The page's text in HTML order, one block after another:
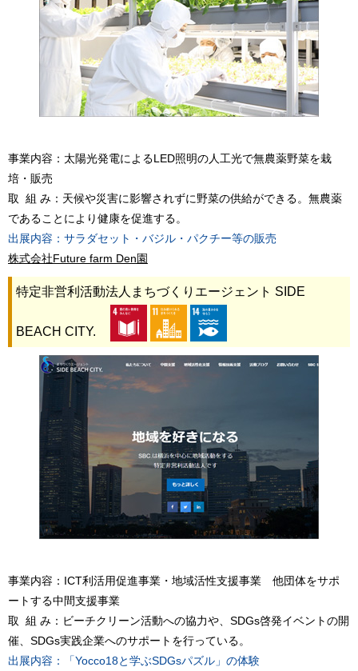
事業内容：太陽光発電によるLED照明の人工光で無農薬野菜を栽
培・販売
取 組 み：天候や災害に影響されずに野菜の供給ができる。無農薬
であることにより健康を促進する。
出展内容：サラダセット・バジル・パクチー等の販売
株式会社Future farm Den園
特定非営利活動法人まちづくりエージェント SIDE
BEACH CITY.
事業内容：ICT利活用促進事業・地域活性支援事業 他団体をサポ
ートする中間支援事業
取 組 み：ビーチクリーン活動への協力や、SDGs啓発イベントの開
催、SDGs実践企業へのサポートを行っている。
出展内容：「Yocco18と学ぶSDGsパズル」の体験